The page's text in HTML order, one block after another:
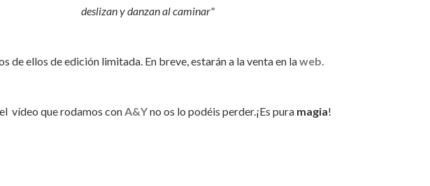
deslizan y danzan al caminar"
de ellos de edición limitada. En breve, estarán a la venta en laweb.
vídeo que rodamos conA&Yno os lo podéis perder.¡Es pura magia!